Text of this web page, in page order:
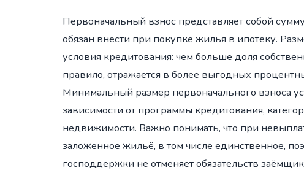
Первоначальный взнос представляет собой
обязан внести при покупке жилья в ипотеку.
условия кредитования: чем больше доля
правило, отражается в более выгодных
Минимальный размер первоначального взноса
зависимости от программы кредитования,
недвижимости. Важно понимать, что при
заложенное жильё, в том числе единственное,
господдержки не отменяет обязательств